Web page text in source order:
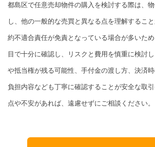
都島区で任意売却物件の購入を検討する際は、
し、他の一般的な売買と異なる点を理解するこ
約不適合責任が免責となっている場合が多いた
目で十分に確認し、リスクと費用を慎重に検討
や抵当権が残る可能性、手付金の渡し方、決済
負担内容なども丁寧に確認することが安全な取
点や不安があれば、遠慮せずにご相談ください。